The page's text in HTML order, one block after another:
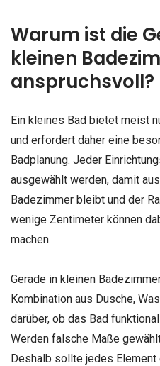
Warum ist die
kleinen
anspruchsvoll?
Ein kleines Bad bietet meist
und erfordert daher eine
Badplanung. Jeder
ausgewählt werden, damit
Badezimmer bleibt und der
wenige Zentimeter können
machen.
Gerade in kleinen
Kombination aus Dusche,
darüber, ob das Bad
Werden falsche Maße
Deshalb sollte jedes Element